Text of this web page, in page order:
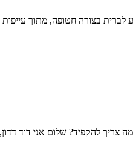
לברית בצורה חטופה, מתוך